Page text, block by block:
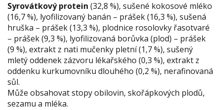
Syrovátkový protein (32,8 %), sušené kokosové mléko
(16,7 %), lyofilizovaný banán – prášek (16,3 %), sušená
hruška – prášek (13,3 %), plodnice rosolovky řasotvaré
– prášek (9,3 %), lyofilizovaná borůvka (plod) – prášek
(9 %), extrakt z nati mučenky pletní (1,7 %), sušený
mletý oddenek zázvoru lékařského (0,3 %), extrakt z
oddenku kurkumovníku dlouhého (0,2 %), nerafinovaná
sůl.
Může obsahovat stopy obilovin, skořápkových plodů,
sezamu a mléka.